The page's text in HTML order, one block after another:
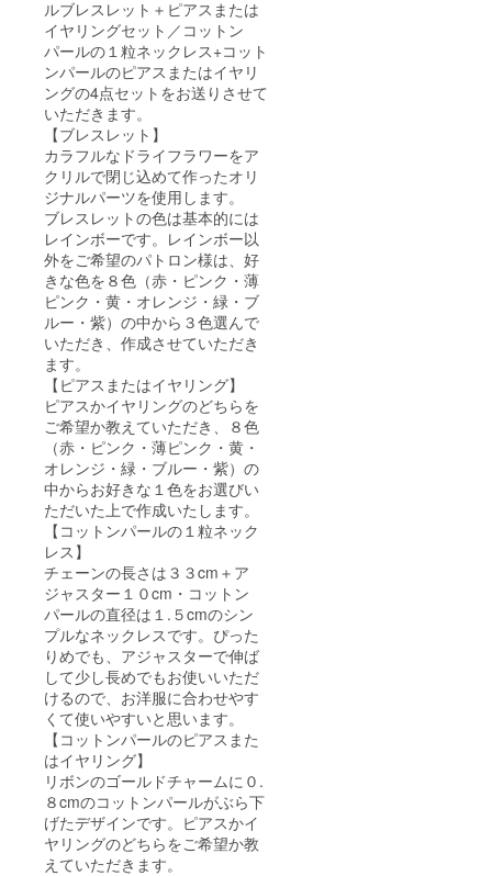
ルブレスレット＋ピアスまたは
イヤリングセット／コットン
パールの１粒ネックレス+コット
ンパールのピアスまたはイヤリ
ングの4点セットをお送りさせて
いただきます。
【ブレスレット】
カラフルなドライフラワーをア
クリルで閉じ込めて作ったオリ
ジナルパーツを使用します。
ブレスレットの色は基本的には
レインボーです。レインボー以
外をご希望のパトロン様は、好
きな色を８色（赤・ピンク・薄
ピンク・黄・オレンジ・緑・ブ
ルー・紫）の中から３色選んで
いただき、作成させていただき
ます。
【ピアスまたはイヤリング】
ピアスかイヤリングのどちらを
ご希望か教えていただき、８色
（赤・ピンク・薄ピンク・黄・
オレンジ・緑・ブルー・紫）の
中からお好きな１色をお選びい
ただいた上で作成いたします。
【コットンパールの１粒ネック
レス】
チェーンの長さは３３cm＋ア
ジャスター１０cm・コットン
パールの直径は１.５cmのシン
プルなネックレスです。ぴった
りめでも、アジャスターで伸ば
して少し長めでもお使いいただ
けるので、お洋服に合わせやす
くて使いやすいと思います。
【コットンパールのピアスまた
はイヤリング】
リボンのゴールドチャームに０.
８cmのコットンパールがぶら下
げたデザインです。ピアスかイ
ヤリングのどちらをご希望か教
えていただきます。